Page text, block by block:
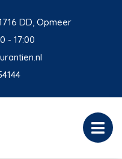
DD, Opmeer
- 17:00